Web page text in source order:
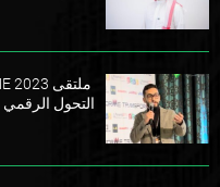
التحول الرقمي في